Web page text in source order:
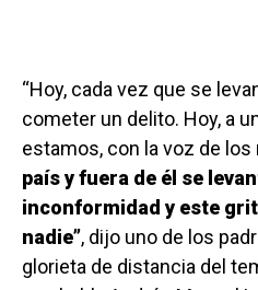
“Hoy, cada vez que se
cometer un delito. Hoy, a
estamos, con la voz de
país y fuera de él se
inconformidad y este
nadie”, dijo uno de los
glorieta de distancia del